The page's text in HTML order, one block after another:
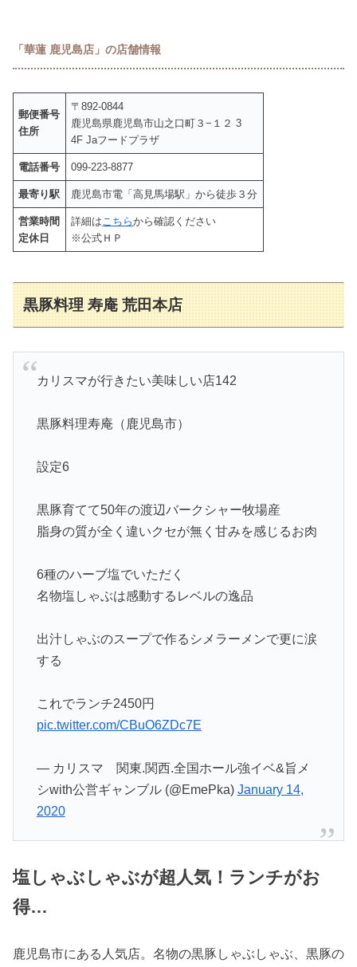
「華蓮 鹿児島店」の店舗情報
郵便番号
住所
〒892-0844
鹿児島県鹿児島市山之口町３−１２ 3
4F Jaフードプラザ
電話番号 099-223-8877
最寄り駅 鹿児島市電「高見馬場駅」から徒歩３分
営業時間
定休日
詳細は こちらから確認ください
※公式ＨＰ
黒豚料理 寿庵 荒田本店
カリスマが行きたい美味しい店142
黒豚料理寿庵（鹿児島市）
設定6
黒豚育てて50年の渡辺バークシャー牧場産
脂身の質が全く違いクセが無く甘みを感じるお肉
6種のハーブ塩でいただく
名物塩しゃぶは感動するレベルの逸品
出汁しゃぶのスープで作るシメラーメンで更に涙
する
これでランチ2450円
pic.twitter.com/CBuO6ZDc7E
— カリスマ 関東.関西.全国ホール強イベ&旨メ
シwith公営ギャンブル (@EmePka) January 14,
2020
塩しゃぶしゃぶが超人気！ランチがお
得…
鹿児島市にある人気店。名物の黒豚しゃぶしゃぶ、黒豚の